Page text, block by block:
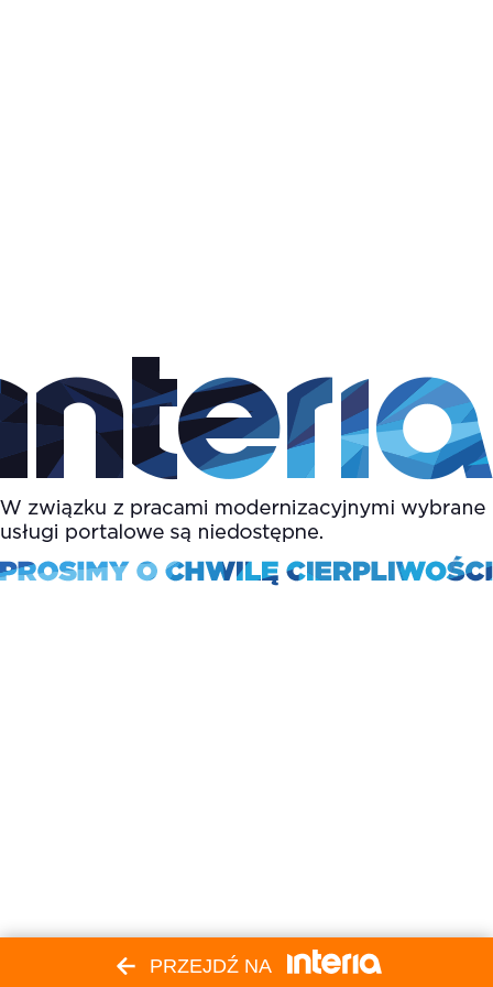
PRZEJDŹ NA